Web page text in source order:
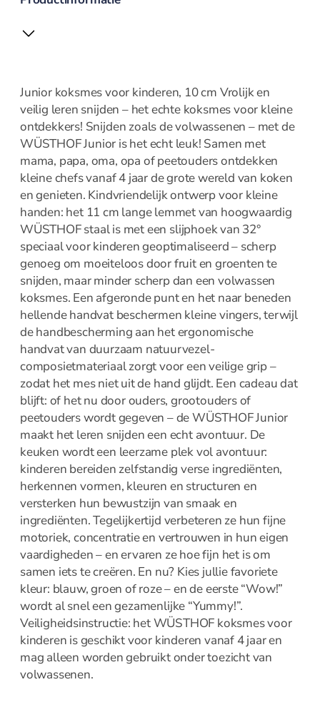
Mini pannetjes
Ovenschalen
Paella pannen
Pannenset
Poffertjespan
Steel en
sauspannen
Rookpannen – cameron
Deksels
Spatdeksel
Merken
Mijn account
Contact
Junior koksmes voor kinderen, 10 cm Vrolijk en
veilig leren snijden – het echte koksmes voor kleine
ontdekkers! Snijden zoals de volwassenen – met de
WÜSTHOF Junior is het echt leuk! Samen met
mama, papa, oma, opa of peetouders ontdekken
kleine chefs vanaf 4 jaar de grote wereld van koken
en genieten. Kindvriendelijk ontwerp voor kleine
handen: het 11 cm lange lemmet van hoogwaardig
WÜSTHOF staal is met een slijphoek van 32°
speciaal voor kinderen geoptimaliseerd – scherp
genoeg om moeiteloos door fruit en groenten te
snijden, maar minder scherp dan een volwassen
koksmes. Een afgeronde punt en het naar beneden
hellende handvat beschermen kleine vingers, terwijl
de handbescherming aan het ergonomische
handvat van duurzaam natuurvezel-
composietmateriaal zorgt voor een veilige grip –
zodat het mes niet uit de hand glijdt. Een cadeau dat
blijft: of het nu door ouders, grootouders of
peetouders wordt gegeven – de WÜSTHOF Junior
maakt het leren snijden een echt avontuur. De
keuken wordt een leerzame plek vol avontuur:
kinderen bereiden zelfstandig verse ingrediënten,
herkennen vormen, kleuren en structuren en
versterken hun bewustzijn van smaak en
ingrediënten. Tegelijkertijd verbeteren ze hun fijne
motoriek, concentratie en vertrouwen in hun eigen
vaardigheden – en ervaren ze hoe fijn het is om
samen iets te creëren. En nu? Kies jullie favoriete
kleur: blauw, groen of roze – en de eerste “Wow!”
wordt al snel een gezamenlijke “Yummy!”.
Veiligheidsinstructie: het WÜSTHOF koksmes voor
kinderen is geschikt voor kinderen vanaf 4 jaar en
mag alleen worden gebruikt onder toezicht van
volwassenen.